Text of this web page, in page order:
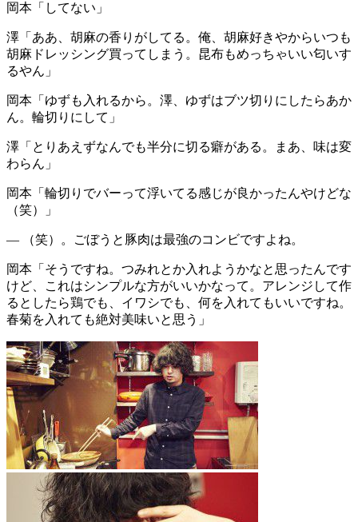
岡本 「してない」
澤 「ああ、胡麻の香りがしてる。俺、胡麻好きやからいつも
胡麻ドレッシング買ってしまう。昆布もめっちゃいい匂いす
るやん」
岡本 「ゆずも入れるから。澤、ゆずはブツ切りにしたらあか
ん。輪切りにして」
澤 「とりあえずなんでも半分に切る癖がある。まあ、味は変
わらん」
岡本 「輪切りでバーって浮いてる感じが良かったんやけどな
（笑）」
― （笑）。ごぼうと豚肉は最強のコンビですよね。
岡本 「そうですね。つみれとか入れようかなと思ったんです
けど、これはシンプルな方がいいかなって。アレンジして作
るとしたら鶏でも、イワシでも、何を入れてもいいですね。
春菊を入れても絶対美味いと思う」